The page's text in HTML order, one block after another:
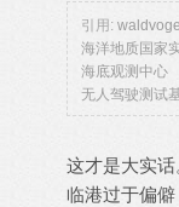
引用:
海洋地质国家
海底观测中心
无人驾驶测试
这才是大实话
临港过于偏僻